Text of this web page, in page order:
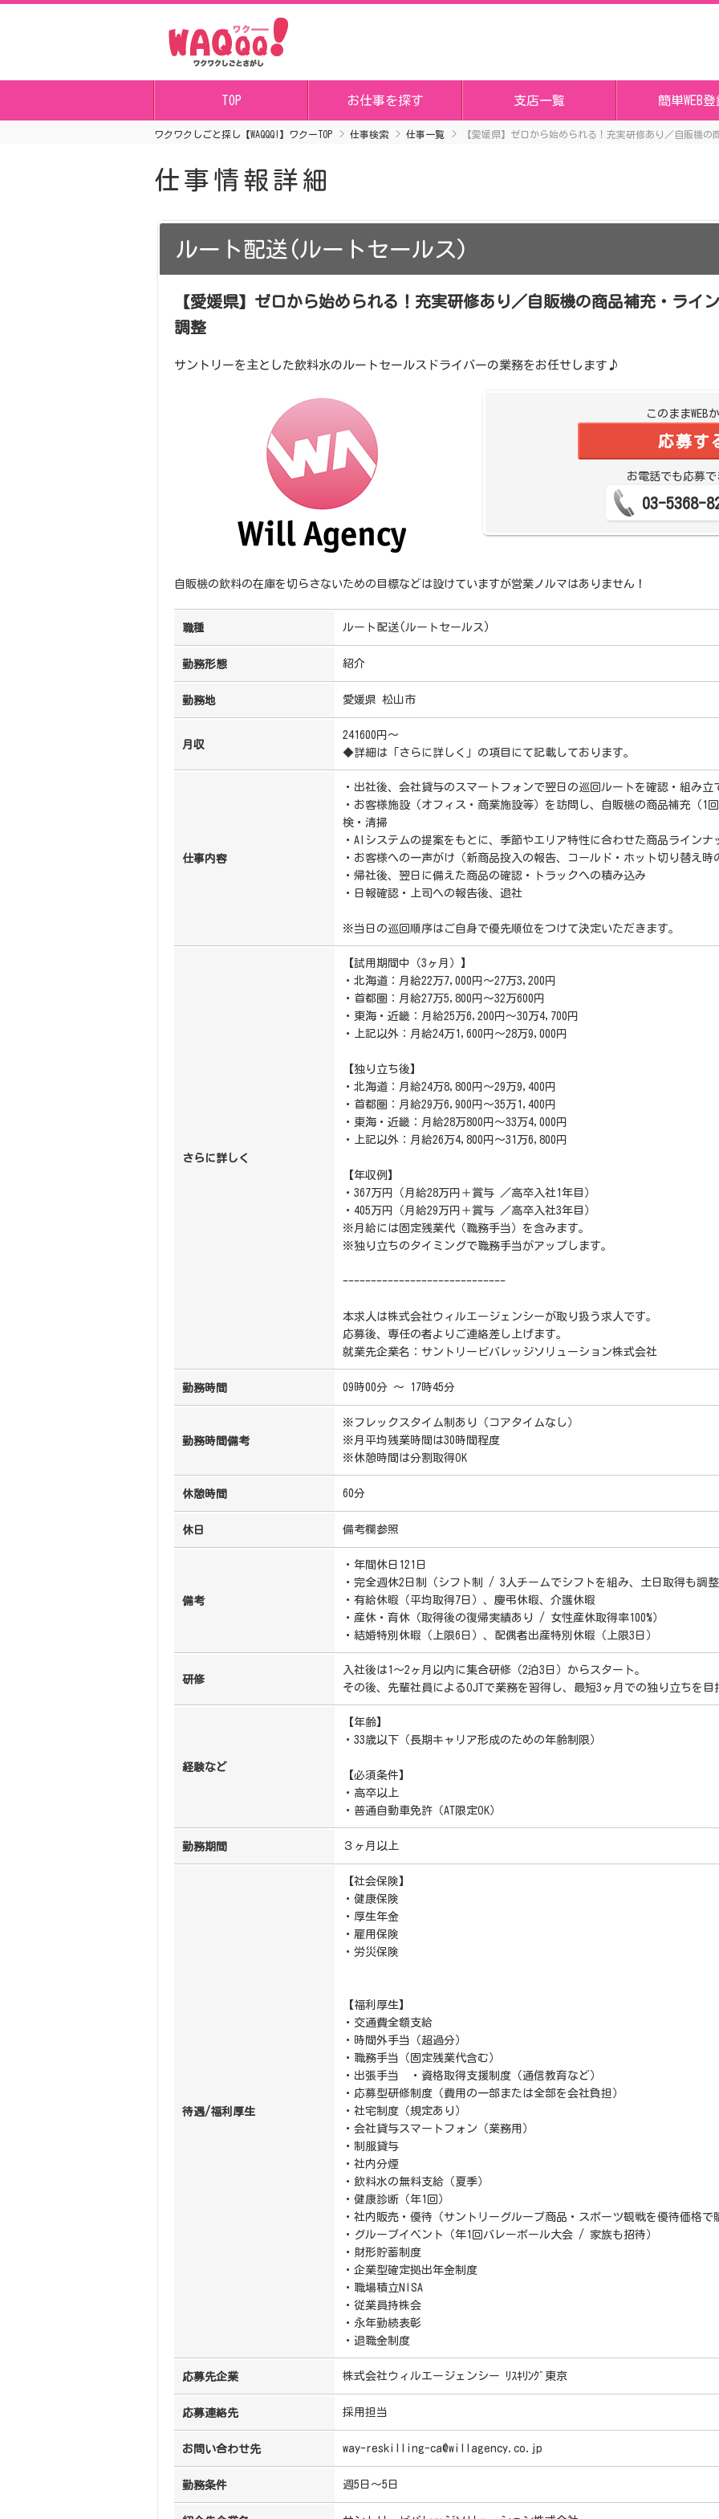
TOP お仕事を探す 支店一覧 簡単WEB登
ワクワクしごと探し【WAQQQ!】ワクーTOP 仕事検索 仕事一覧 【愛媛県】ゼロから始められる！充実研修あり／自販機の
仕事情報詳細
ルート配送(ルートセールス)
【愛媛県】ゼロから始められる！充実研修あり／自販機の商品補充・ライ
調整
サントリーを主とした飲料水のルートセールスドライバーの業務をお任せします♪
このままWEB
応募す
お電話でも応募で
03-5368-
自販機の飲料の在庫を切らさないための目標などは設けていますが営業ノルマはありません！
職種 ルート配送(ルートセールス)
勤務形態 紹介
勤務地 愛媛県 松山市
月収
241600円～
◆詳細は「さらに詳しく」の項目にて記載しております。
仕事内容
・出社後、会社貸与のスマートフォンで翌日の巡回ルートを確認・組み立
・お客様施設（オフィス・商業施設等）を訪問し、自販機の商品補充（1
検・清掃
・AIシステムの提案をもとに、季節やエリア特性に合わせた商品ラインナ
・お客様への一声がけ（新商品投入の報告、コールド・ホット切り替え時
・帰社後、翌日に備えた商品の確認・トラックへの積み込み
・日報確認・上司への報告後、退社
※当日の巡回順序はご自身で優先順位をつけて決定いただきます。
さらに詳しく
【試用期間中（3ヶ月）】
・北海道：月給22万7,000円～27万3,200円
・首都圏：月給27万5,800円～32万600円
・東海・近畿：月給25万6,200円～30万4,700円
・上記以外：月給24万1,600円～28万9,000円
【独り立ち後】
・北海道：月給24万8,800円～29万9,400円
・首都圏：月給29万6,900円～35万1,400円
・東海・近畿：月給28万800円～33万4,000円
・上記以外：月給26万4,800円～31万6,800円
【年収例】
・367万円（月給28万円＋賞与 ／高卒入社1年目）
・405万円（月給29万円＋賞与 ／高卒入社3年目）
※月給には固定残業代（職務手当）を含みます。
※独り立ちのタイミングで職務手当がアップします。
-----------------------------
本求人は株式会社ウィルエージェンシーが取り扱う求人です。
応募後、専任の者よりご連絡差し上げます。
就業先企業名：サントリービバレッジソリューション株式会社
勤務時間 09時00分 ～ 17時45分
勤務時間備考
※フレックスタイム制あり（コアタイムなし）
※月平均残業時間は30時間程度
※休憩時間は分割取得OK
休憩時間 60分
休日 備考欄参照
備考
・年間休日121日
・完全週休2日制（シフト制 / 3人チームでシフトを組み、土日取得も調整
・有給休暇（平均取得7日）、慶弔休暇、介護休暇
・産休・育休（取得後の復帰実績あり / 女性産休取得率100%）
・結婚特別休暇（上限6日）、配偶者出産特別休暇（上限3日）
研修
入社後は1～2ヶ月以内に集合研修（2泊3日）からスタート。
その後、先輩社員によるOJTで業務を習得し、最短3ヶ月での独り立ちを目
経験など
【年齢】
・33歳以下（長期キャリア形成のための年齢制限）
【必須条件】
・高卒以上
・普通自動車免許（AT限定OK）
勤務期間 ３ヶ月以上
待遇/福利厚生
【社会保険】
・健康保険
・厚生年金
・雇用保険
・労災保険
【福利厚生】
・交通費全額支給
・時間外手当（超過分）
・職務手当（固定残業代含む）
・出張手当 ・資格取得支援制度（通信教育など）
・応募型研修制度（費用の一部または全部を会社負担）
・社宅制度（規定あり）
・会社貸与スマートフォン（業務用）
・制服貸与
・社内分煙
・飲料水の無料支給（夏季）
・健康診断（年1回）
・社内販売・優待（サントリーグループ商品・スポーツ観戦を優待価格で
・グループイベント（年1回バレーボール大会 / 家族も招待）
・財形貯蓄制度
・企業型確定拠出年金制度
・職場積立NISA
・従業員持株会
・永年勤続表彰
・退職金制度
応募先企業 株式会社ウィルエージェンシー ﾘｽｷﾘﾝｸﾞ東京
応募連絡先 採用担当
お問い合わせ先 way-reskilling-ca@willagency.co.jp
勤務条件 週5日～5日